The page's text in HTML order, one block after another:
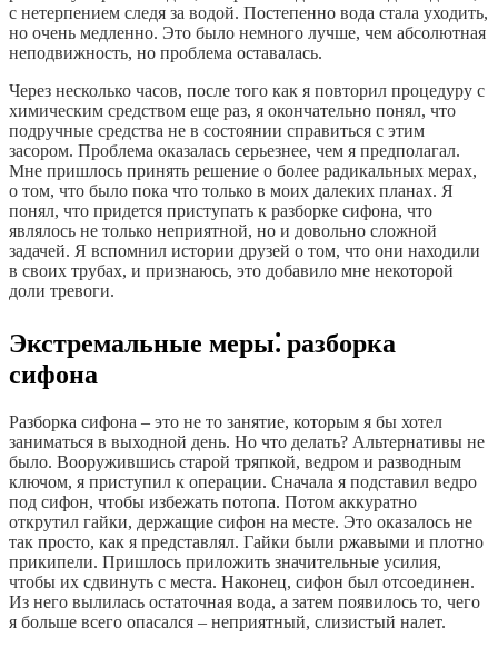
с нетерпением следя за водой. Постепенно вода стала уходить,
но очень медленно. Это было немного лучше, чем абсолютная
неподвижность, но проблема оставалась.
Через несколько часов, после того как я повторил процедуру с
химическим средством еще раз, я окончательно понял, что
подручные средства не в состоянии справиться с этим
засором. Проблема оказалась серьезнее, чем я предполагал.
Мне пришлось принять решение о более радикальных мерах,
о том, что было пока что только в моих далеких планах. Я
понял, что придется приступать к разборке сифона, что
являлось не только неприятной, но и довольно сложной
задачей. Я вспомнил истории друзей о том, что они находили
в своих трубах, и признаюсь, это добавило мне некоторой
доли тревоги.
Экстремальные меры⁚ разборка
сифона
Разборка сифона – это не то занятие, которым я бы хотел
заниматься в выходной день. Но что делать? Альтернативы не
было. Вооружившись старой тряпкой, ведром и разводным
ключом, я приступил к операции. Сначала я подставил ведро
под сифон, чтобы избежать потопа. Потом аккуратно
открутил гайки, держащие сифон на месте. Это оказалось не
так просто, как я представлял. Гайки были ржавыми и плотно
прикипели. Пришлось приложить значительные усилия,
чтобы их сдвинуть с места. Наконец, сифон был отсоединен.
Из него вылилась остаточная вода, а затем появилось то, чего
я больше всего опасался – неприятный, слизистый налет.